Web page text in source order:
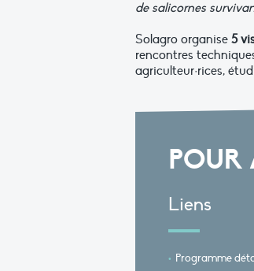
de salicornes
Solagro organise 5
rencontres
agriculteur·rices,
POUR
Liens
Programme